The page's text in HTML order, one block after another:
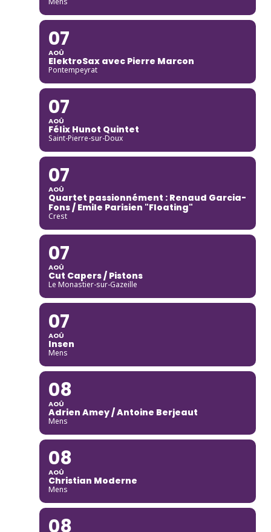
07
AOÛ
ElektroSax avec Pierre Marcon
Pontempeyrat
07
AOÛ
Félix Hunot Quintet
Saint-Pierre-sur-Doux
07
AOÛ
Quartet passionnément : Renaud Garcia-
Fons / Emile Parisien "Floating"
Crest
07
AOÛ
Cut Capers / Pistons
Le Monastier-sur-Gazeille
07
AOÛ
Insen
Mens
08
AOÛ
Adrien Amey / Antoine Berjeaut
Mens
08
AOÛ
Christian Moderne
Mens
08